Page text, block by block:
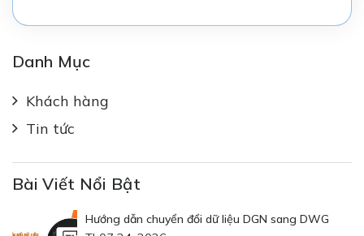
Danh Mục
Khách hàng
Tin tức
Bài Viết Nổi Bật
Hướng dẫn chuyển đổi dữ liệu DGN sang DWG